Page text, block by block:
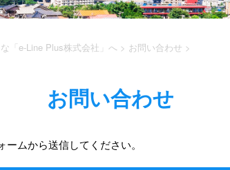
「e-Line Plus株式会社」へ > お問い合わせ >
お問い合わせ
ムから送信してください。